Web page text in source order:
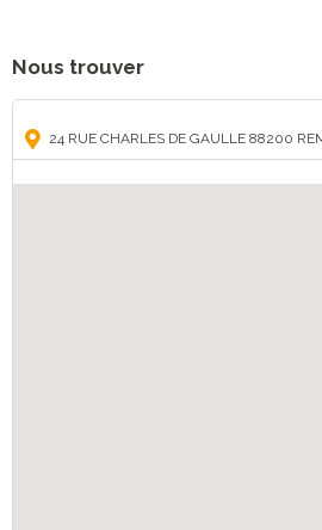
Nous trouver
24 RUE CHARLES DE GAULLE 88200